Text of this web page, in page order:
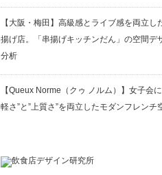
【大阪・梅田】高級感とライブ感を両立し
揚げ店。「串揚げキッチンだん」の空間デ
分析
【Queux Norme（クゥ ノルム）】女子会
軽さ”と”上質さ”を両立したモダンフレンチ